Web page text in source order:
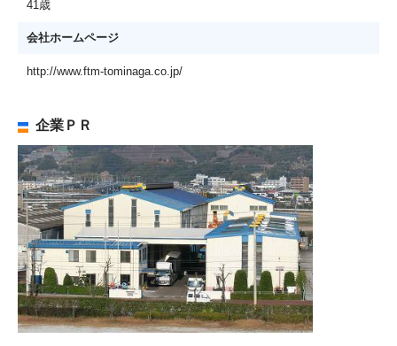
41歳
会社ホームページ
http://www.ftm-tominaga.co.jp/
企業ＰＲ